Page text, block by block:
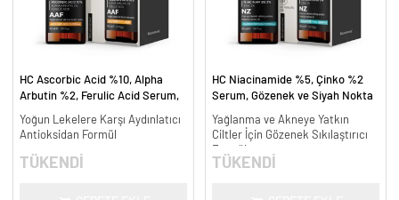
HC Ascorbic Acid %10, Alpha
Arbutin %2, Ferulic Acid Serum,
ml.
Yoğun Lekelere Karşı Aydınlatıcı
Antioksidan Formül
TÜKENDİ
HC Niacinamide %5, Çinko %2
Serum, Gözenek ve Siyah Nokta
30 ml.
Yağlanma ve Akneye Yatkın
Ciltler İçin Gözenek Sıkılaştırıcı
TÜKENDİ